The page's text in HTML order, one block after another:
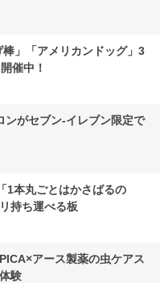
」「アメリカンドッグ」3
催中！
がセブン‐イレブン限定で
1本丸ごとはかさばるの
持ち運べる板
アース製薬の虫ケアス
験